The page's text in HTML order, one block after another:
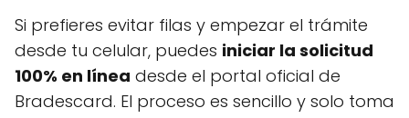
Si prefieres evitar filas y empezar el trámite
desde tu celular, puedes iniciar la solicitud
100% en línea desde el portal oficial de
Bradescard. El proceso es sencillo y solo toma